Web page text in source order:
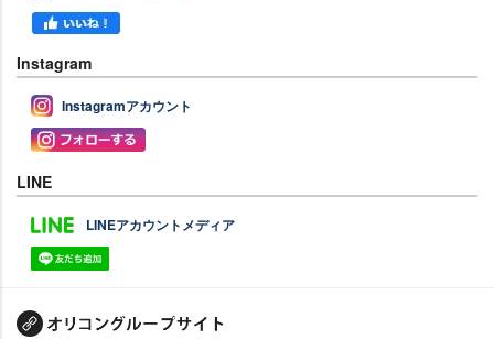
Instagram
Instagramアカウント
LINE
LINEアカウントメディア